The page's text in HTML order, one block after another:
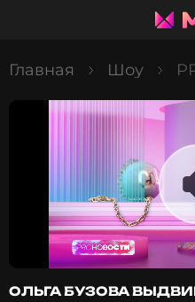
Главная Шоу
ОЛЬГА БУЗОВА